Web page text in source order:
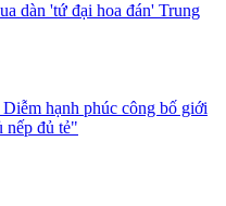
dàn 'tứ đại hoa đán' Trung
hạnh phúc công bố giới
nếp đủ tẻ"